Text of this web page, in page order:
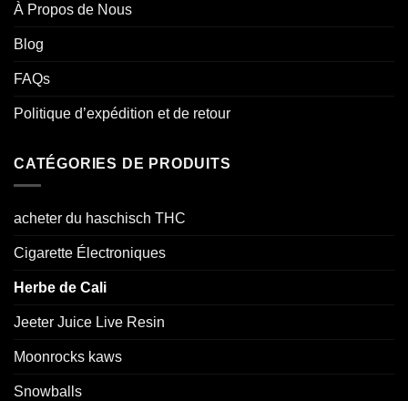
À Propos de Nous
Blog
FAQs
Politique d’expédition et de retour
CATÉGORIES DE PRODUITS
acheter du haschisch THC
Cigarette Électroniques
Herbe de Cali
Jeeter Juice Live Resin
Moonrocks kaws
Snowballs